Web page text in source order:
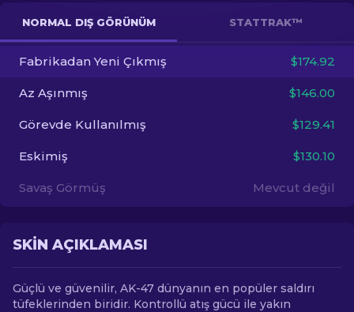
Diğer
TR
NORMAL DIŞ GÖRÜNÜM STATTRAK™
Fabrikadan Yeni Çıkmış $174.92
Az Aşınmış $146.00
Görevde Kullanılmış $129.41
Eskimiş $130.10
Savaş Görmüş Mevcut değil
SKIN AÇIKLAMASI
Güçlü ve güvenilir, AK-47 dünyanın en popüler saldırı
tüfeklerinden biridir. Kontrollü atış gücü ile yakın